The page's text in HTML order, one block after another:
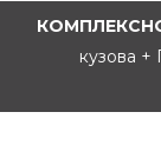
кузова